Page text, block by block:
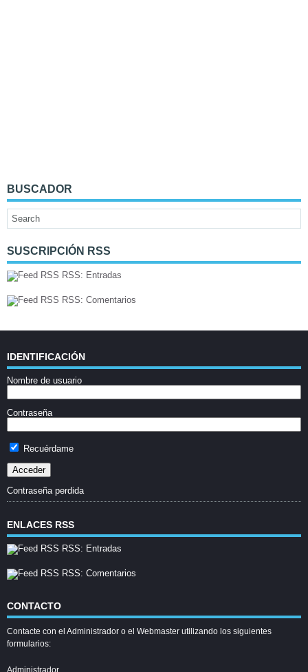
BUSCADOR
SUSCRIPCIÓN RSS
RSS: Entradas
RSS: Comentarios
IDENTIFICACIÓN
Nombre de usuario
Contraseña
Recuérdame
Contraseña perdida
ENLACES RSS
RSS: Entradas
RSS: Comentarios
CONTACTO
Contacte con el Administrador o el Webmaster utilizando los siguientes
formularios:
Administrador